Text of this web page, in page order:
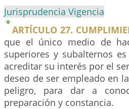
Jurisprudencia Vigencia
ARTÍCULO 27.
que el único medio de
superiores y subalternos
acreditar su interés por el
deseo de ser empleado en
peligro, para dar a
preparación y constancia.